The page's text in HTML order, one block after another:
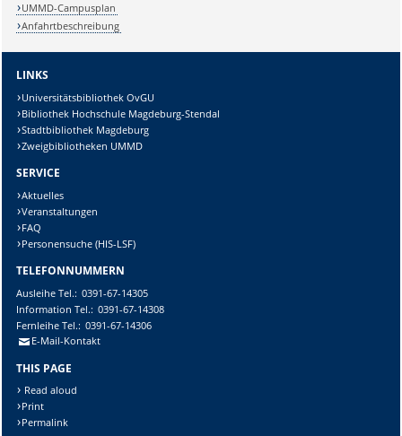
UMMD-Campusplan
Anfahrtbeschreibung
LINKS
Universitätsbibliothek OvGU
Bibliothek Hochschule Magdeburg-Stendal
Stadtbibliothek Magdeburg
Zweigbibliotheken UMMD
SERVICE
Aktuelles
Veranstaltungen
FAQ
Personensuche (HIS-LSF)
TELEFONNUMMERN
AusleiheTel.: 0391-67-14305
Information Tel.: 0391-67-14308
FernleiheTel.: 0391-67-14306
E-Mail-Kontakt
THIS PAGE
Read aloud
Print
Permalink